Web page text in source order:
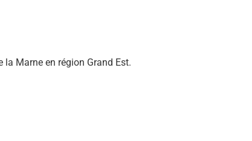
Marne en région Grand Est.